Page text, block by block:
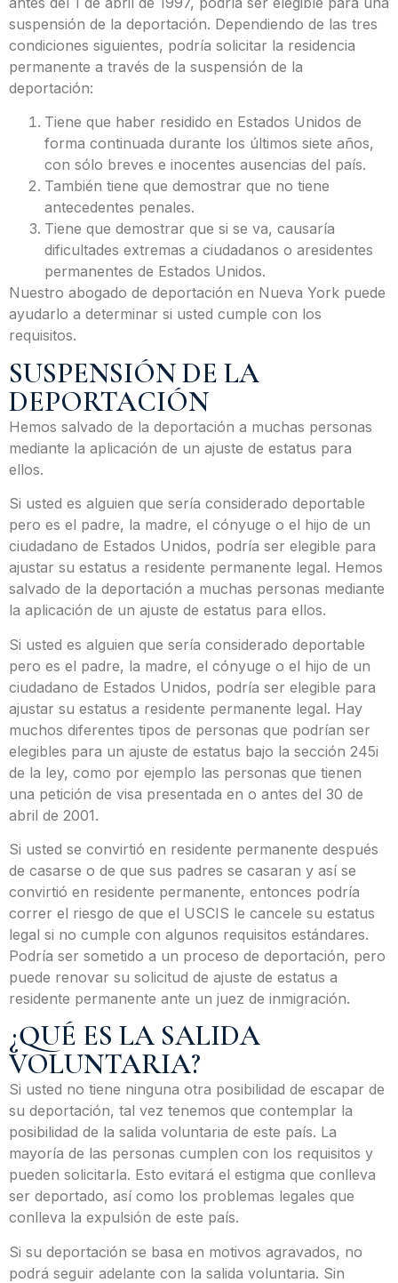
suspensión de la deportación. Dependiendo de las tres
condiciones siguientes, podría solicitar la residencia
permanente a través de la suspensión de la
deportación:
Tiene que haber residido en Estados Unidos de
forma continuada durante los últimos siete años,
con sólo breves e inocentes ausencias del país.
También tiene que demostrar que no tiene
antecedentes penales.
Tiene que demostrar que si se va, causaría
dificultades extremas a ciudadanos o aresidentes
permanentes de Estados Unidos.
Nuestro abogado de deportación en Nueva York puede
ayudarlo a determinar si usted cumple con los
requisitos.
SUSPENSIÓN DE LA
DEPORTACIÓN
Hemos salvado de la deportación a muchas personas
mediante la aplicación de un ajuste de estatus para
ellos.
Si usted es alguien que sería considerado deportable
pero es el padre, la madre, el cónyuge o el hijo de un
ciudadano de Estados Unidos, podría ser elegible para
ajustar su estatus a residente permanente legal. Hemos
salvado de la deportación a muchas personas mediante
la aplicación de un ajuste de estatus para ellos.
Si usted es alguien que sería considerado deportable
pero es el padre, la madre, el cónyuge o el hijo de un
ciudadano de Estados Unidos, podría ser elegible para
ajustar su estatus a residente permanente legal. Hay
muchos diferentes tipos de personas que podrían ser
elegibles para un ajuste de estatus bajo la sección 245i
de la ley, como por ejemplo las personas que tienen
una petición de visa presentada en o antes del 30 de
abril de 2001.
Si usted se convirtió en residente permanente después
de casarse o de que sus padres se casaran y así se
convirtió en residente permanente, entonces podría
correr el riesgo de que el USCIS le cancele su estatus
legal si no cumple con algunos requisitos estándares.
Podría ser sometido a un proceso de deportación, pero
puede renovar su solicitud de ajuste de estatus a
residente permanente ante un juez de inmigración.
¿QUÉ ES LA SALIDA
VOLUNTARIA?
Si usted no tiene ninguna otra posibilidad de escapar de
su deportación, tal vez tenemos que contemplar la
posibilidad de la salida voluntaria de este país. La
mayoría de las personas cumplen con los requisitos y
pueden solicitarla. Esto evitará el estigma que conlleva
ser deportado, así como los problemas legales que
conlleva la expulsión de este país.
Si su deportación se basa en motivos agravados, no
podrá seguir adelante con la salida voluntaria. Sin